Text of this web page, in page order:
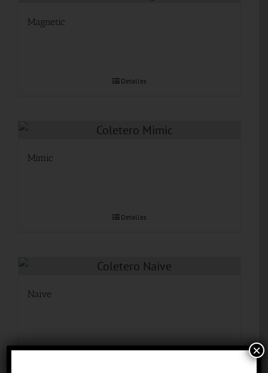
Magnetic
Detalles
Mimic
Detalles
Naive
Detalles ×